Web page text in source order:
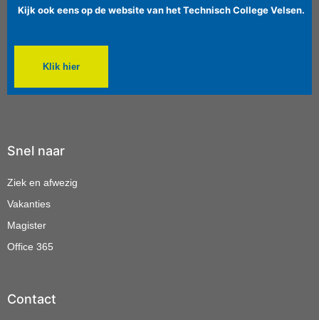
Kijk ook eens op de website van het Technisch College Velsen.
Klik hier
Snel naar
Ziek en afwezig
Vakanties
Magister
Office 365
Contact